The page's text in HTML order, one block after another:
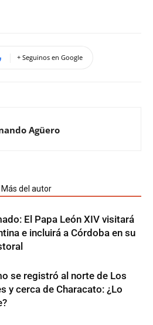
+ Seguinos en Google
Agüero
Más del autor
El Papa León XIV visitará
e incluirá a Córdoba en su
se registró al norte de Los
y cerca de Characato: ¿Lo